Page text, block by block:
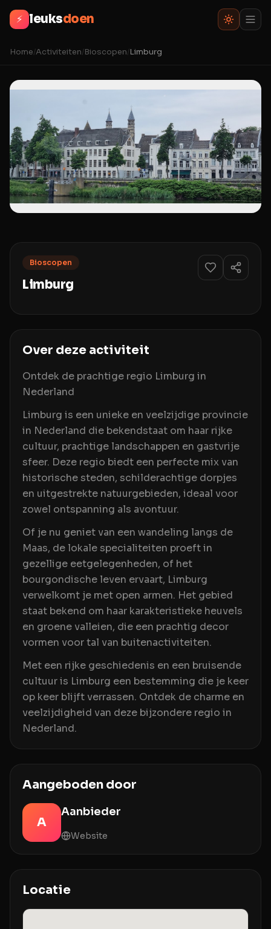
⚡ leuksdoen
Home/Activiteiten/Bioscopen/Limburg
Bioscopen
Limburg
Over deze activiteit
Ontdek de prachtige regio Limburg in
Nederland
Limburg is een unieke en veelzijdige provincie
in Nederland die bekendstaat om haar rijke
cultuur, prachtige landschappen en gastvrije
sfeer. Deze regio biedt een perfecte mix van
historische steden, schilderachtige dorpjes
en uitgestrekte natuurgebieden, ideaal voor
zowel ontspanning als avontuur.
Of je nu geniet van een wandeling langs de
Maas, de lokale specialiteiten proeft in
gezellige eetgelegenheden, of het
bourgondische leven ervaart, Limburg
verwelkomt je met open armen. Het gebied
staat bekend om haar karakteristieke heuvels
en groene valleien, die een prachtig decor
vormen voor tal van buitenactiviteiten.
Met een rijke geschiedenis en een bruisende
cultuur is Limburg een bestemming die je keer
op keer blijft verrassen. Ontdek de charme en
veelzijdigheid van deze bijzondere regio in
Nederland.
Aangeboden door
A
Aanbieder
Website
Locatie